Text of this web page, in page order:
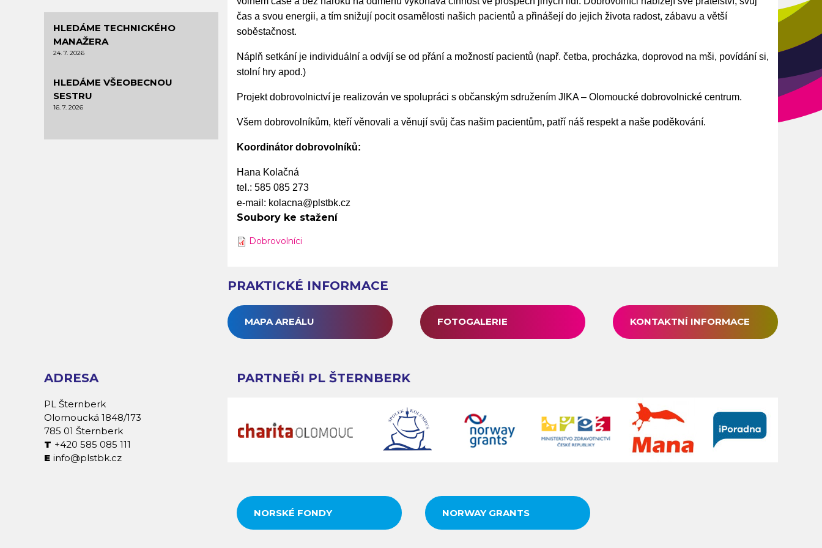
čas a svou energii, a tím snižují pocit osamělosti našich pacientů a přinášejí do jejich života radost, zábavu a větší
soběstačnost.
Náplň setkání je individuální a odvíjí se od přání a možností pacientů (např. četba, procházka, doprovod na mši, povídání si,
stolní hry apod.)
Projekt dobrovolnictví je realizován ve spolupráci s občanským sdružením JIKA – Olomoucké dobrovolnické centrum.
Všem dobrovolníkům, kteří věnovali a věnují svůj čas našim pacientům, patří náš respekt a naše poděkování.
Koordinátor dobrovolníků:
Hana Kolačná
tel.: 585 085 273
e-mail: kolacna@plstbk.cz
Soubory ke stažení
Dobrovolníci
PRAKTICKÉ INFORMACE
MAPA AREÁLU FOTOGALERIE KONTAKTNÍ INFORMACE
HLEDÁME TECHNICKÉHO
MANAŽERA
24. 7. 2026
HLEDÁME VŠEOBECNOU
SESTRU
16. 7. 2026
ADRESA
PL Šternberk
Olomoucká 1848/173
785 01 Šternberk
+420 585 085 111
info@plstbk.cz
PARTNEŘI PL ŠTERNBERK
NORSKÉ FONDY NORWAY GRANTS